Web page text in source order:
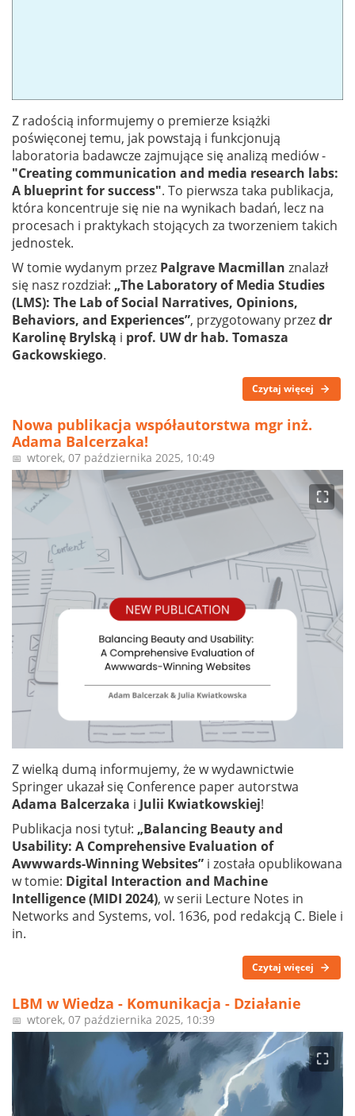
Z radością informujemy o premierze książki
poświęconej temu, jak powstają i funkcjonują
laboratoria badawcze zajmujące się analizą mediów -
"Creating communication and media research labs:
A blueprint for success". To pierwsza taka publikacja,
która koncentruje się nie na wynikach badań, lecz na
procesach i praktykach stojących za tworzeniem takich
jednostek.
W tomie wydanym przez Palgrave Macmillan znalazł
się nasz rozdział: „The Laboratory of Media Studies
(LMS): The Lab of Social Narratives, Opinions,
Behaviors, and Experiences”, przygotowany przezdr
Karolinę Brylską i prof. UW dr hab. Tomasza
Gackowskiego.
Czytaj więcej
Nowa publikacja współautorstwa mgr inż.
Adama Balcerzaka!
📅 wtorek, 07 października 2025, 10:49
⛶
Z wielką dumą informujemy, że w wydawnictwie
Springer ukazał się Conference paper autorstwa
Adama Balcerzaka i Julii Kwiatkowskiej!
Publikacja nosi tytuł: „Balancing Beauty and
Usability: A Comprehensive Evaluation of
Awwwards-Winning Websites” i została opublikowana
w tomie: Digital Interaction and Machine
Intelligence (MIDI 2024), w serii Lecture Notes in
Networks and Systems, vol. 1636, pod redakcją C. Biele i
in.
Czytaj więcej
LBM w Wiedza - Komunikacja - Działanie
📅 wtorek, 07 października 2025, 10:39
⛶